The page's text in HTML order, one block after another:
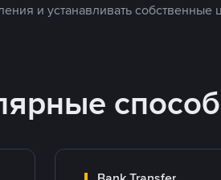
и устанавливать собственные